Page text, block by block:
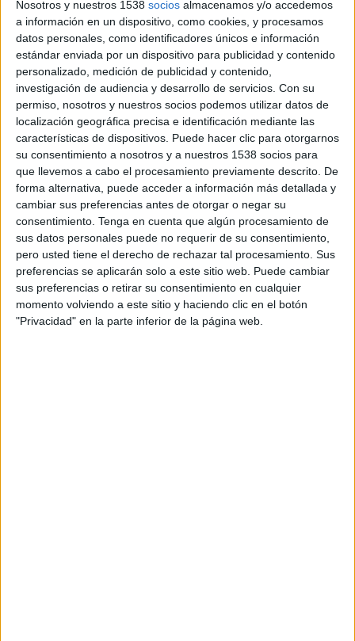
Nosotros y nuestros 1538 socios almacenamos y/o accedemos
a información en un dispositivo, como cookies, y procesamos
datos personales, como identificadores únicos e información
estándar enviada por un dispositivo para publicidad y contenido
personalizado, medición de publicidad y contenido,
investigación de audiencia y desarrollo de servicios. Con su
permiso, nosotros y nuestros socios podemos utilizar datos de
localización geográfica precisa e identificación mediante las
características de dispositivos. Puede hacer clic para otorgarnos
su consentimiento a nosotros y a nuestros 1538 socios para
que llevemos a cabo el procesamiento previamente descrito. De
forma alternativa, puede acceder a información más detallada y
cambiar sus preferencias antes de otorgar o negar su
consentimiento. Tenga en cuenta que algún procesamiento de
sus datos personales puede no requerir de su consentimiento,
pero usted tiene el derecho de rechazar tal procesamiento. Sus
preferencias se aplicarán solo a este sitio web. Puede cambiar
sus preferencias o retirar su consentimiento en cualquier
momento volviendo a este sitio y haciendo clic en el botón
"Privacidad" en la parte inferior de la página web.
últimas tendencias en comunicación online.
ADECEC, la Asociación que reúne a las empresas
consultoras en Relaciones Públicas y
Comunicación de España, ha creado el primer
programa de comunicación digital con un
enfoque “100% PR”. La Digital PR Academy está
formada por un ciclo de siete sesiones que tiene
como objetivo formar a consultores y
especialistas en comunicación en las últimas
tendencias del ámbito digital. Los nuevos tiempos
requieren nuevos perfiles para los que resulta
imprescindible el dominio de los social media.
Tener un criterio a la hora de tomar decisiones
sobre la gestión de influencers, la reputación
online, los KPIs de medición o las inversiones en
herramientas de monitorización, se ha hecho
indispensable para los especialistas de la
comunicación.